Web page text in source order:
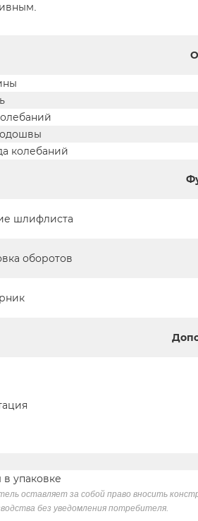
колебаний
шлифлиста
оборотов
в упаковке
оставляет за собой право вносить
без уведомления потребителя.